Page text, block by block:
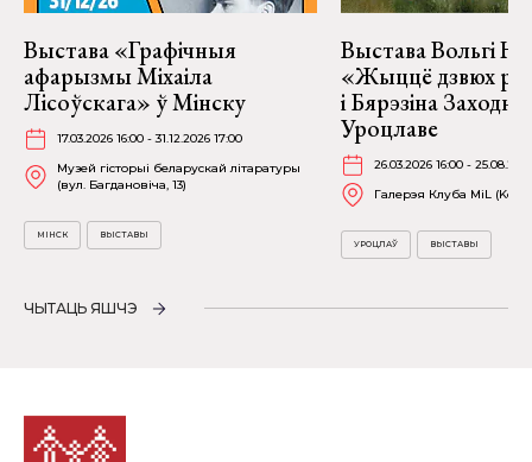
Выстава «Графічныя
афарызмы Міхаіла
Лісоўскага» ў Мінску
17.03.2026 16:00 - 31.12.2026 17:00
Музей гісторыі беларускай літаратуры
(вул. Багдановіча, 13)
МІНСК ВЫСТАВЫ
Выстава Вольгі
«Жыццё дзвюх
і Бярэзіна
Уроцлаве
26.03.2026 16:00 -
Галерэя Клуба MiL
УРОЦЛАЎ ВЫСТАВЫ
ЧЫТАЦЬ ЯШЧЭ